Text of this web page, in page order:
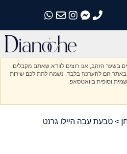
התקשרו אלינו
התקשרו אלינו
התקשרו אלינו
התקשרו אלינו
התקשרו אלינו
בשער הזהב, אנו רוצים לוודא שאתם מקבלים
הם להערכה בלבד. נשמח לתת לכם שירות
וסופית בוואטסאפ.
> טבעת עבה היילו גרנט